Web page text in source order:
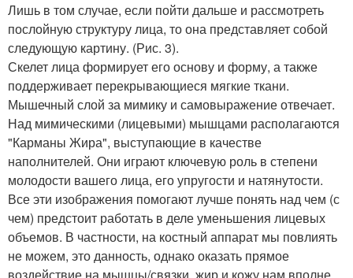
Лишь в том случае, если пойти дальше и рассмотреть
послойную структуру лица, то она представляет собой
следующую картину. (Рис. 3).
Скелет лица формирует его основу и форму, а также
поддерживает перекрывающиеся мягкие ткани.
Мышечный слой за мимику и самовыражение отвечает.
Над мимическими (лицевыми) мышцами располагаются
"Карманы Жира", выступающие в качестве
наполнителей. Они играют ключевую роль в степени
молодости вашего лица, его упругости и натянутости.
Все эти изображения помогают лучше понять над чем (с
чем) предстоит работать в деле уменьшения лицевых
объемов. В частности, на костный аппарат мы повлиять
не можем, это данность, однако оказать прямое